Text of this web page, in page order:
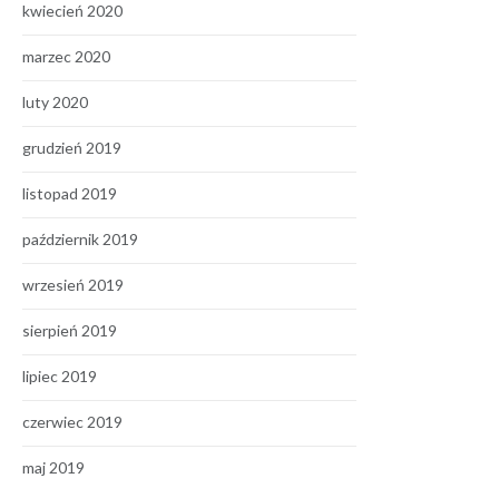
kwiecień 2020
marzec 2020
luty 2020
grudzień 2019
listopad 2019
październik 2019
wrzesień 2019
sierpień 2019
lipiec 2019
czerwiec 2019
maj 2019